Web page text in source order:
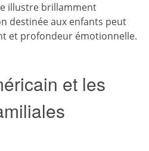
illustre brillamment
destinée aux enfants peut
et profondeur émotionnelle.
et les